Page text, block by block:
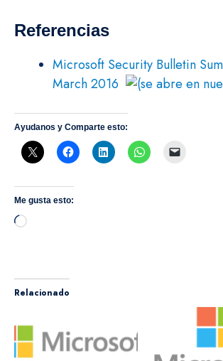
Referencias
Microsoft Security Bulletin
March 2016
Ayudanos y Comparte esto:
Me gusta esto:
Cargando...
Relacionado